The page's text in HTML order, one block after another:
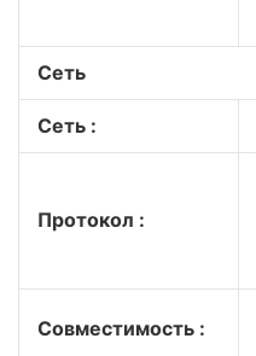
Сеть
Сеть :
Протокол :
Совместимость :